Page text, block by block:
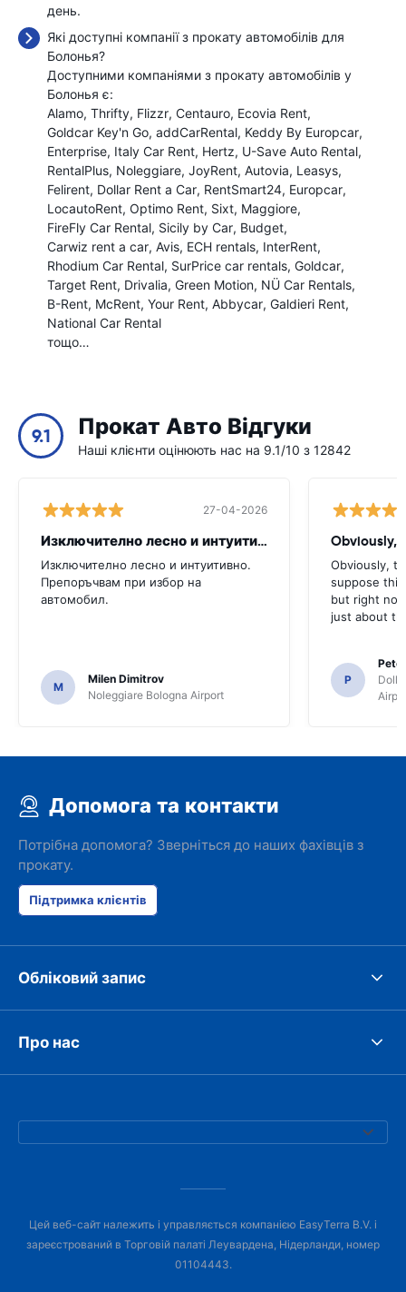
день.
Які доступні компанії з прокату автомобілів для
Болонья?
Доступними компаніями з прокату автомобілів у
Болонья є:
Alamo Thrifty Flizzr Centauro Ecovia Rent
Goldcar Key'n Go addCarRental Keddy By Europcar
Enterprise Italy Car Rent Hertz U-Save Auto Rental
RentalPlus Noleggiare JoyRent Autovia Leasys
Felirent Dollar Rent a Car RentSmart24 Europcar
LocautoRent Optimo Rent Sixt Maggiore
FireFly Car Rental Sicily by Car Budget
Carwiz rent a car Avis ECH rentals InterRent
Rhodium Car Rental SurPrice car rentals Goldcar
Target Rent Drivalia Green Motion NÜ Car Rentals
B-Rent McRent Your Rent Abbycar Galdieri Rent
National Car Rental
тощо…
9.1 Прокат Авто Відгуки
Наші клієнти оцінюють нас на 9.1/10 з 12842
27-04-2026
Изключително лесно и интуитивно. Препоръчвам
Изключително лесно и интуитивно.
Препоръчвам при избор на
автомобил.
M
Milen Dimitrov
Noleggiare Bologna Airport
Obviously,
Obviously,
suppose
but right
just about
P
Допомога та контакти
Потрібна допомога? Зверніться до наших фахівців з
прокату.
Підтримка клієнтів
Обліковий запис
Про нас
Цей веб-сайт належить і управляється компанією EasyTerra B.V. і
зареєстрований в Торговій палаті Леувардена, Нідерланди, номер
01104443.